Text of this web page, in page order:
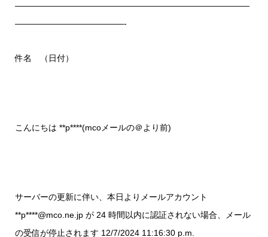
————————————————————————————
—————————————-
件名 （日付）
こんにちは **p****(mcoメールの＠より前)
サーバーの更新に伴い、本日よりメールアカウント
**p****@mco.ne.jp が 24 時間以内に認証されない場合、メール
の受信が停止されます 12/7/2024 11:16:30 p.m.